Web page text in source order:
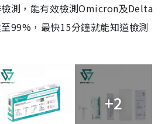
測，能有效檢測Omicron及Delta
99%，最快15分鐘就能知道檢測
+2